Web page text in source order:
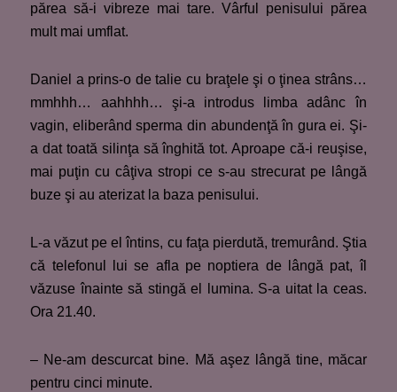
părea să-i vibreze mai tare. Vârful penisului părea
mult mai umflat.
Daniel a prins-o de talie cu braţele şi o ţinea strâns…
mmhhh… aahhhh… şi-a introdus limba adânc în
vagin, eliberând sperma din abundenţă în gura ei. Şi-
a dat toată silinţa să înghită tot. Aproape că-i reuşise,
mai puţin cu câţiva stropi ce s-au strecurat pe lângă
buze şi au aterizat la baza penisului.
L-a văzut pe el întins, cu faţa pierdută, tremurând. Ştia
că telefonul lui se afla pe noptiera de lângă pat, îl
văzuse înainte să stingă el lumina. S-a uitat la ceas.
Ora 21.40.
– Ne-am descurcat bine. Mă aşez lângă tine, măcar
pentru cinci minute.